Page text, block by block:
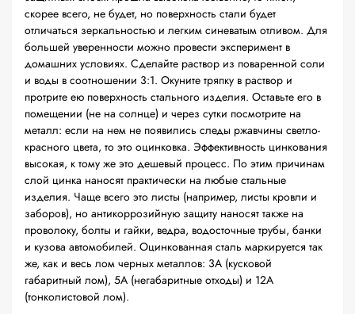
скорее всего, не будет, но поверхность стали будет
отличаться зеркальностью и легким синеватым отливом. Для
большей уверенности можно провести эксперимент в
домашних условиях. Сделайте раствор из поваренной соли
и воды в соотношении 3:1. Окуните тряпку в раствор и
протрите ею поверхность стального изделия. Оставьте его в
помещении (не на солнце) и через сутки посмотрите на
металл: если на нем не появились следы ржавчины светло-
красного цвета, то это оцинковка. Эффективность цинкования
высокая, к тому же это дешевый процесс. По этим причинам
слой цинка наносят практически на любые стальные
изделия. Чаще всего это листы (например, листы кровли и
заборов), но антикоррозийную защиту наносят также на
проволоку, болты и гайки, ведра, водосточные трубы, банки
и кузова автомобилей. Оцинкованная сталь маркируется так
же, как и весь лом черных металлов: 3А (кусковой
габаритный лом), 5А (негабаритные отходы) и 12А
(тонколистовой лом).